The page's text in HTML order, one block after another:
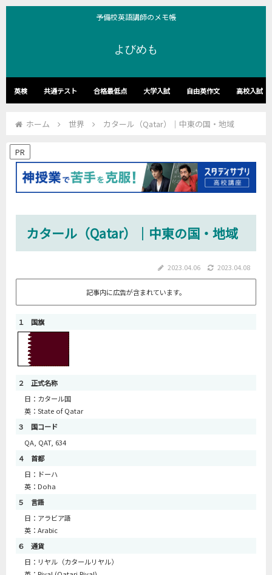
予備校英語講師のメモ帳
よびめも
英検 共通テスト 合格最低点 大学入試 自由英作文 高校入試
ホーム 世界 カタール（Qatar）｜中東の国・地域
PR
カタール（Qatar）｜中東の国・地域
2023.04.06 2023.04.08
記事内に広告が含まれています。
１ 国旗
２ 正式名称
日：カタール国
英：State of Qatar
３ 国コード
QA, QAT, 634
４ 首都
日：ドーハ
英：Doha
５ 言語
日：アラビア語
英：Arabic
６ 通貨
日：リヤル（カタールリヤル）